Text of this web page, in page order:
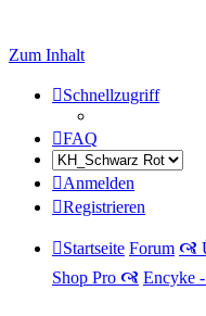
Zum Inhalt
Schnellzugriff
FAQ
Anmelden
Registrieren
Startseite Forum 🙧
Shop Pro 🙧 Encyke